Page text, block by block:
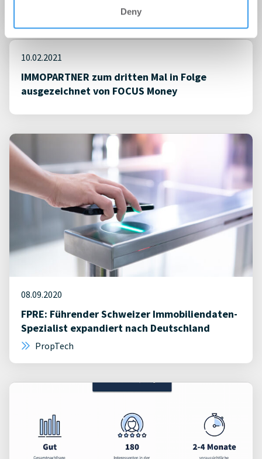
Deny
10.02.2021
IMMOPARTNER zum dritten Mal in Folge
ausgezeichnet von FOCUS Money
08.09.2020
FPRE: Führender Schweizer Immobiliendaten-
Spezialist expandiert nach Deutschland
PropTech